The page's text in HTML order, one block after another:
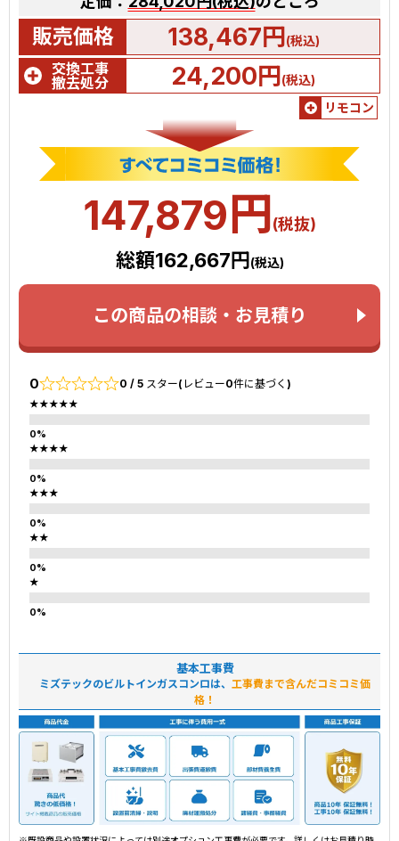
販売価格 138,467円(税込)
交換工事
撤去処分
24,200円(税込)
リモコン
147,879円(税抜)
総額162,667円(税込)
この商品の相談・お見積り
0 0 / 5 スター(レビュー0件に基づく)
★★★★★
★★★★
★★★
★★
★
基本工事費
ミズテックのビルトインガスコンロは、 工事費まで含んだコミコミ価
格！